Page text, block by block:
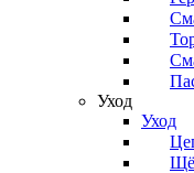
Уход
Уход